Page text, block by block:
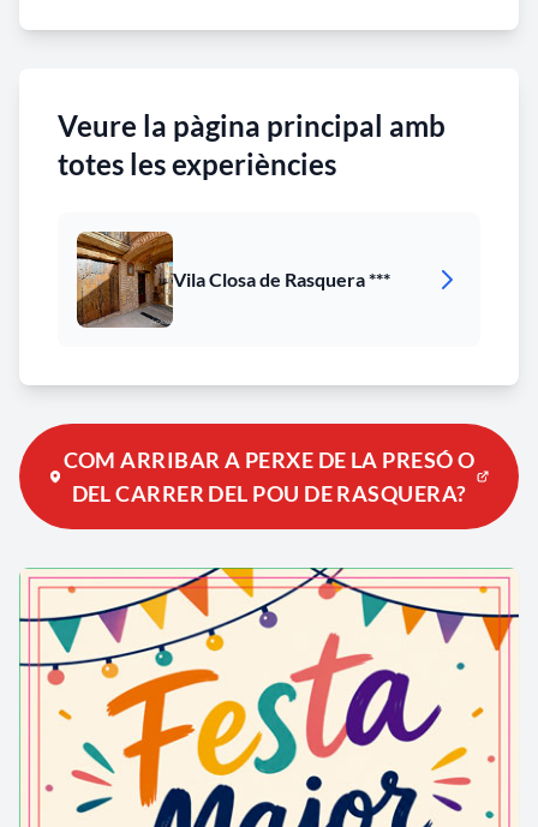
Veure la pàgina principal amb
totes les experiències
Vila Closa de Rasquera ***
COM ARRIBAR A PERXE DE LA PRESÓ O
DEL CARRER DEL POU DE RASQUERA?